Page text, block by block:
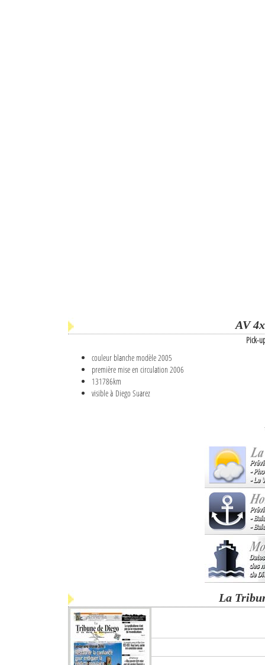
AV
Pick-
couleur blanche modèle 2005
première mise en circulation 2006
131786km
visible à Diego Suarez
La